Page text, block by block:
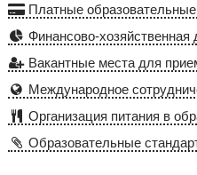
Платные образовательные
Финансово-хозяйственная
Вакантные места для
Международное
Организация питания в
Образовательные